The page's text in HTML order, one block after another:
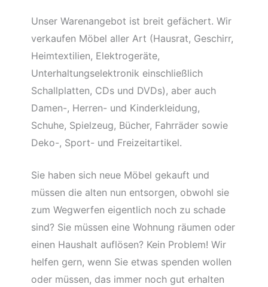
Unser Warenangebot ist breit gefächert. Wir
verkaufen Möbel aller Art (Hausrat, Geschirr,
Heimtextilien, Elektrogeräte,
Unterhaltungselektronik einschließlich
Schallplatten, CDs und DVDs), aber auch
Damen-, Herren- und Kinderkleidung,
Schuhe, Spielzeug, Bücher, Fahrräder sowie
Deko-, Sport- und Freizeitartikel.
Sie haben sich neue Möbel gekauft und
müssen die alten nun entsorgen, obwohl sie
zum Wegwerfen eigentlich noch zu schade
sind? Sie müssen eine Wohnung räumen oder
einen Haushalt auflösen? Kein Problem! Wir
helfen gern, wenn Sie etwas spenden wollen
oder müssen, das immer noch gut erhalten